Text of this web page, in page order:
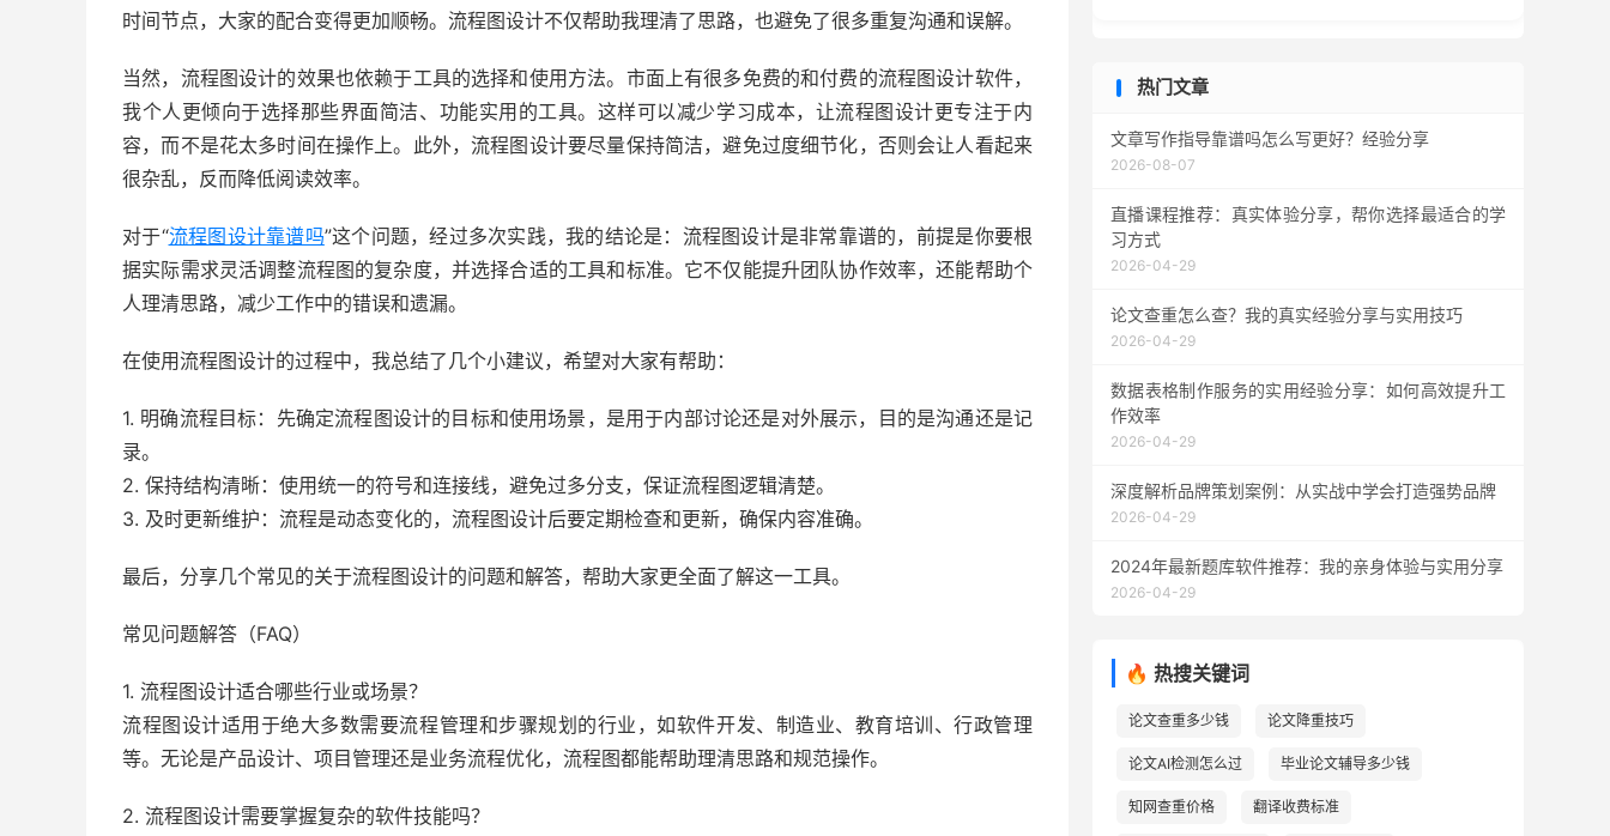
时间节点，大家的配合变得更加顺畅。流程图设计不仅帮助我理清了思路，也避免了很多重复沟通和误解。
当然，流程图设计的效果也依赖于工具的选择和使用方法。市面上有很多免费的和付费的流程图设计软件，
我个人更倾向于选择那些界面简洁、功能实用的工具。这样可以减少学习成本，让流程图设计更专注于内
容，而不是花太多时间在操作上。此外，流程图设计要尽量保持简洁，避免过度细节化，否则会让人看起来
很杂乱，反而降低阅读效率。
对于“流程图设计靠谱吗”这个问题，经过多次实践，我的结论是：流程图设计是非常靠谱的，前提是你要根
据实际需求灵活调整流程图的复杂度，并选择合适的工具和标准。它不仅能提升团队协作效率，还能帮助个
人理清思路，减少工作中的错误和遗漏。
在使用流程图设计的过程中，我总结了几个小建议，希望对大家有帮助：
1. 明确流程目标：先确定流程图设计的目标和使用场景，是用于内部讨论还是对外展示，目的是沟通还是记
录。
2. 保持结构清晰：使用统一的符号和连接线，避免过多分支，保证流程图逻辑清楚。
3. 及时更新维护：流程是动态变化的，流程图设计后要定期检查和更新，确保内容准确。
最后，分享几个常见的关于流程图设计的问题和解答，帮助大家更全面了解这一工具。
常见问题解答（FAQ）
1. 流程图设计适合哪些行业或场景？
流程图设计适用于绝大多数需要流程管理和步骤规划的行业，如软件开发、制造业、教育培训、行政管理
等。无论是产品设计、项目管理还是业务流程优化，流程图都能帮助理清思路和规范操作。
2. 流程图设计需要掌握复杂的软件技能吗？
热门文章
文章写作指导靠谱吗怎么写更好？经验分享
2026-08-07
直播课程推荐：真实体验分享，帮你选择最适合的学
习方式
2026-04-29
论文查重怎么查？我的真实经验分享与实用技巧
2026-04-29
数据表格制作服务的实用经验分享：如何高效提升工
作效率
2026-04-29
深度解析品牌策划案例：从实战中学会打造强势品牌
2026-04-29
2024年最新题库软件推荐：我的亲身体验与实用分享
2026-04-29
🔥 热搜关键词
论文查重多少钱 论文降重技巧
论文AI检测怎么过 毕业论文辅导多少钱
知网查重价格 翻译收费标准